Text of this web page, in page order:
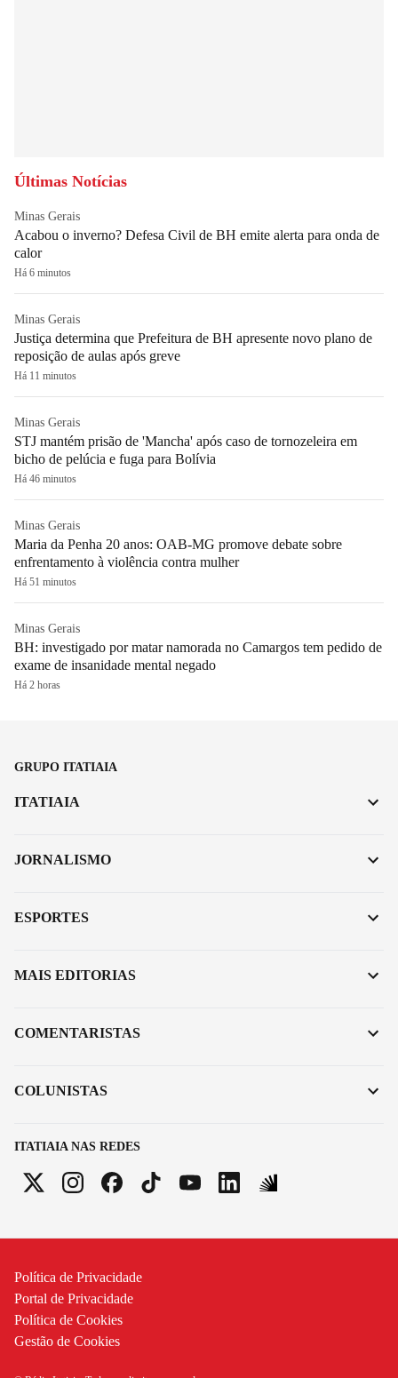
Últimas Notícias
Minas Gerais
Acabou o inverno? Defesa Civil de BH emite alerta para onda de
calor
Há 6 minutos
Minas Gerais
Justiça determina que Prefeitura de BH apresente novo plano de
reposição de aulas após greve
Há 11 minutos
Minas Gerais
STJ mantém prisão de 'Mancha' após caso de tornozeleira em
bicho de pelúcia e fuga para Bolívia
Há 46 minutos
Minas Gerais
Maria da Penha 20 anos: OAB-MG promove debate sobre
enfrentamento à violência contra mulher
Há 51 minutos
Minas Gerais
BH: investigado por matar namorada no Camargos tem pedido de
exame de insanidade mental negado
Há 2 horas
GRUPO ITATIAIA
ITATIAIA NAS REDES
ITATIAIA
JORNALISMO
ESPORTES
MAIS EDITORIAS
COMENTARISTAS
COLUNISTAS
Política de Privacidade
Portal de Privacidade
Política de Cookies
Gestão de Cookies